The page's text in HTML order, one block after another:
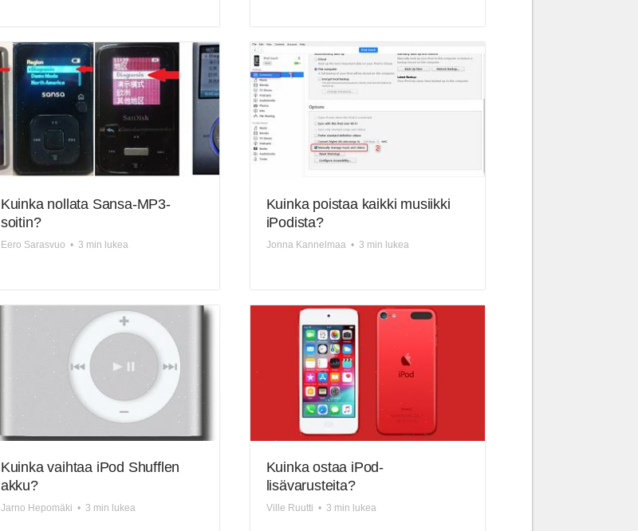
Kuinka nollata Sansa-MP3-
soitin?
Eero Sarasvuo • 3 min lukea
Kuinka poistaa kaikki musiikki
iPodista?
Jonna Kannelmaa • 3 min lukea
Kuinka vaihtaa iPod Shufflen
akku?
Jarno Hepomäki • 3 min lukea
Kuinka ostaa iPod-
lisävarusteita?
Ville Ruutti • 3 min lukea